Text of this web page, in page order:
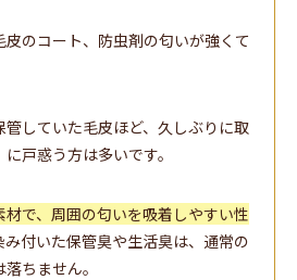
皮のコート、防虫剤の匂いが強くて
管していた毛皮ほど、久しぶりに取
戸惑う方は多いです。
で、周囲の匂いを吸着しやすい性
付いた保管臭や生活臭は、通常の
ちません。